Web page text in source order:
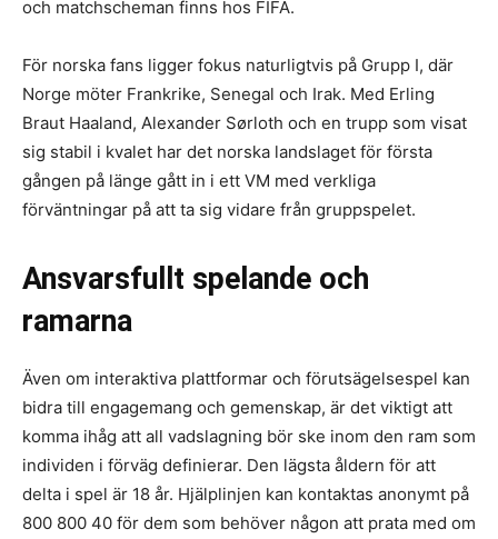
och matchscheman finns hos FIFA.
För norska fans ligger fokus naturligtvis på Grupp I, där
Norge möter Frankrike, Senegal och Irak. Med Erling
Braut Haaland, Alexander Sørloth och en trupp som visat
sig stabil i kvalet har det norska landslaget för första
gången på länge gått in i ett VM med verkliga
förväntningar på att ta sig vidare från gruppspelet.
Ansvarsfullt spelande och
ramarna
Även om interaktiva plattformar och förutsägelsespel kan
bidra till engagemang och gemenskap, är det viktigt att
komma ihåg att all vadslagning bör ske inom den ram som
individen i förväg definierar. Den lägsta åldern för att
delta i spel är 18 år. Hjälplinjen kan kontaktas anonymt på
800 800 40 för dem som behöver någon att prata med om